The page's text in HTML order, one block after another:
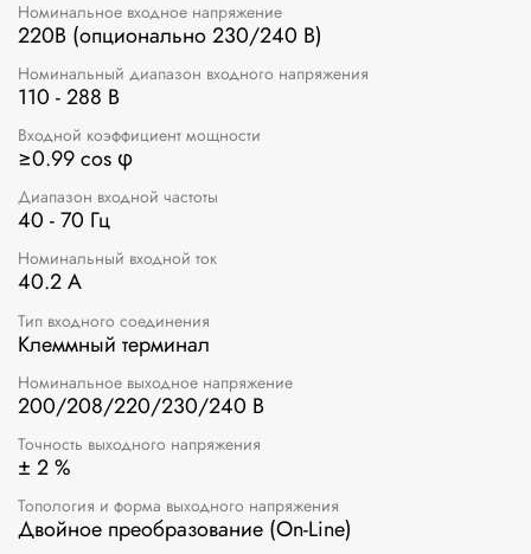
Номинальное входное напряжение
220В (опционально 230/240 В)
Номинальный диапазон входного напряжения
110 - 288 В
Входной коэффициент мощности
≥0.99 cos φ
Диапазон входной частоты
40 - 70 Гц
Номинальный входной ток
40.2 A
Тип входного соединения
Клеммный терминал
Номинальное выходное напряжение
200/208/220/230/240 В
Точность выходного напряжения
± 2 %
Топология и форма выходного напряжения
Двойное преобразование (On-Line)